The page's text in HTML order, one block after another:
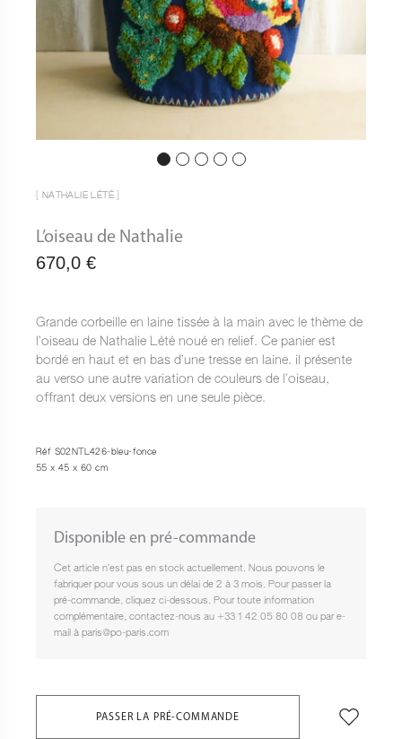
[ NATHALIE LÉTÉ ]
L’oiseau de Nathalie
670,0 €
Grande corbeille en laine tissée à la main avec le thème de
l’oiseau de Nathalie Lété noué en relief. Ce panier est
bordé en haut et en bas d’une tresse en laine. il présente
au verso une autre variation de couleurs de l’oiseau,
offrant deux versions en une seule pièce.
Réf S02NTL426-bleu-fonce
55 x 45 x 60 cm
Disponible en pré-commande
Cet article n’est pas en stock actuellement. Nous pouvons le
fabriquer pour vous sous un délai de 2 à 3 mois. Pour passer la
pré-commande, cliquez ci-dessous. Pour toute information
complémentaire, contactez-nous au +33 1 42 05 80 08 ou par e-
mail à paris@po-paris.com
PASSER LA PRÉ-COMMANDE